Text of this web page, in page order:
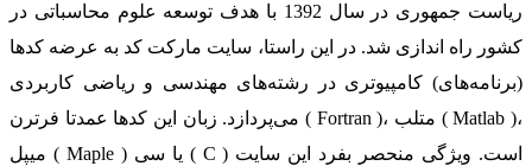
ریاست جمهوری در سال 1392 با هدف توسعه علوم محاسباتی در
کشور راه اندازی شد. در این راستا، سایت مارکت کد به عرضه کدها
(برنامه‌های) کامپیوتری در رشته‌های مهندسی و ریاضی کاربردی
می‌پردازد. زبان این کدها عمدتا فرترن ( Fortran )، متلب ( Matlab )،
میپل ( Maple ) یا سی ( C ) است. ویژگی منحصر بفرد این سایت